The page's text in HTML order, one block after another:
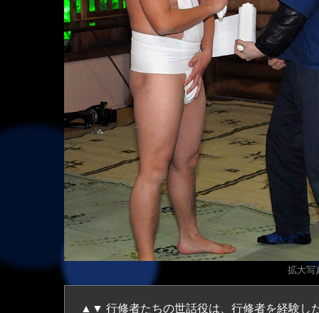
拡大写
▲▼ 行修者たちの世話役は、行修者を経験し